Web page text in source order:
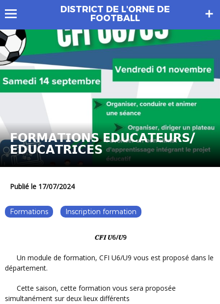
DISTRICT DE L'ORNE DE
FOOTBALL
𝗙𝗢𝗥𝗠𝗔𝗧𝗜𝗢𝗡𝗦 𝗘𝗗𝗨𝗖𝗔𝗧𝗘𝗨𝗥𝗦/
𝗘𝗗𝗨𝗖𝗔𝗧𝗥𝗜𝗖𝗘𝗦
Publié le 17/07/2024
Formations Inscription formation
𝑪𝑭𝑰 𝑼6/𝑼9
Un module de formation, CFI U6/U9 vous est proposé dans le
département.
Cette saison, cette formation vous sera proposée
simultanément sur deux lieux différents